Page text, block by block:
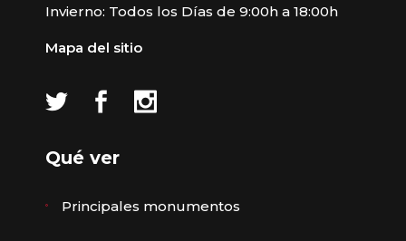
Invierno: Todos los Días de 9:00h a 18:00h
Mapa del sitio
Qué ver
Principales monumentos